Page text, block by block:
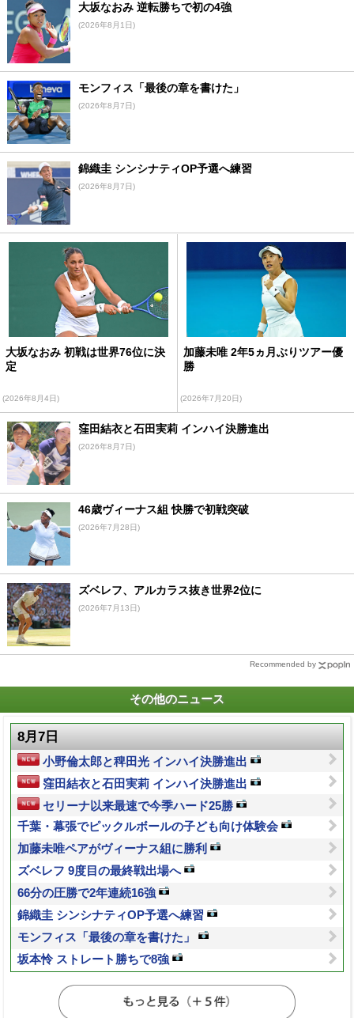
大坂なおみ 逆転勝ちで初の4強
(2026年8月1日)
モンフィス「最後の章を書けた」
(2026年8月7日)
錦織圭 シンシナティOP予選へ練習
(2026年8月7日)
大坂なおみ 初戦は世界76位に決
定
(2026年8月4日)
加藤未唯 2年5ヵ月ぶりツアー優
勝
(2026年7月20日)
窪田結衣と石田実莉 インハイ決勝進出
(2026年8月7日)
46歳ヴィーナス組 快勝で初戦突破
(2026年7月28日)
ズベレフ、アルカラス抜き世界2位に
(2026年7月13日)
Recommended by
その他のニュース
8月7日
小野倫太郎と稗田光 インハイ決勝進出
窪田結衣と石田実莉 インハイ決勝進出
セリーナ以来最速で今季ハード25勝
千葉・幕張でピックルボールの子ども向け体験会
加藤未唯ペアがヴィーナス組に勝利
ズベレフ 9度目の最終戦出場へ
66分の圧勝で2年連続16強
錦織圭 シンシナティOP予選へ練習
モンフィス「最後の章を書けた」
坂本怜 ストレート勝ちで8強